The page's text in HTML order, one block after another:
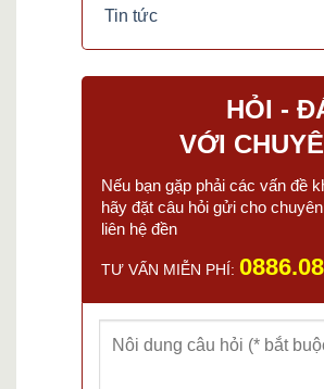
Tin tức
HỎI -
VỚI
Nếu bạn gặp phải các vấn đề
hãy đặt câu hỏi gửi cho
liên hệ đền
TƯ VẤN MIỄN PHÍ: